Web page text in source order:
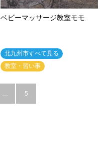
ベビーマッサージ教室モモ
北九州市すべて見る
教室・習い事
… 5